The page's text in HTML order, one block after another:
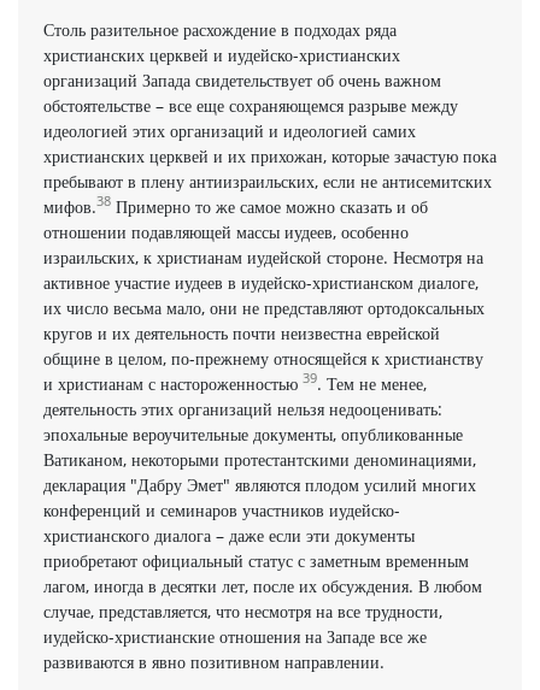
Столь разительное расхождение в подходах ряда
христианских церквей и иудейско-христианских
организаций Запада свидетельствует об очень важном
обстоятельстве – все еще сохраняющемся разрыве между
идеологией этих организаций и идеологией самих
христианских церквей и их прихожан, которые зачастую пока
пребывают в плену антиизраильских, если не антисемитских
мифов.38 Примерно то же самое можно сказать и об
отношении подавляющей массы иудеев, особенно
израильских, к христианам иудейской стороне. Несмотря на
активное участие иудеев в иудейско-христианском диалоге,
их число весьма мало, они не представляют ортодоксальных
кругов и их деятельность почти неизвестна еврейской
общине в целом, по-прежнему относящейся к христианству
и христианам с настороженностью 39. Тем не менее,
деятельность этих организаций нельзя недооценивать:
эпохальные вероучительные документы, опубликованные
Ватиканом, некоторыми протестантскими деноминациями,
декларация "Дабру Эмет" являются плодом усилий многих
конференций и семинаров участников иудейско-
христианского диалога – даже если эти документы
приобретают официальный статус с заметным временным
лагом, иногда в десятки лет, после их обсуждения. В любом
случае, представляется, что несмотря на все трудности,
иудейско-христианские отношения на Западе все же
развиваются в явно позитивном направлении.